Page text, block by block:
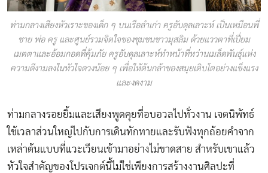
ท่ามกลางเสียงหัวเราะของเด็ก ๆ บนเรือลำเก่า ครูอับดุลเลาะห์ เป็นเหมือนพี่
ชาย พ่อ ครู และศูนย์รวมจิตใจของชุมชนชาวมุสลิม ด้วยแววตาที่เปี่ยม
เมตตาและอ้อมกอดที่คุ้มภัย ครูอับดุลเลาะห์ทำหน้าที่หว่านเมล็ดพันธุ์แห่ง
ความดีงามลงในหัวใจดวงน้อย ๆ เพื่อให้ต้นกล้าของสมุยเติบโตอย่างแข็งแรง
และงดงาม
ท่ามกลางรอยยิ้มและเสียงพูดคุยที่อบอวลไปทั่วงาน เจตนิพัทธ์
ใช้เวลาส่วนใหญ่ไปกับการเดินทักทายและรับฟังทุกถ้อยคำจาก
เหล่าต้นแบบที่แวะเวียนเข้ามาอย่างไม่ขาดสาย สำหรับเขาแล้ว
หัวใจสำคัญของโปรเจกต์นี้ไม่ใช่เพียงการสร้างงานศิลปะที่